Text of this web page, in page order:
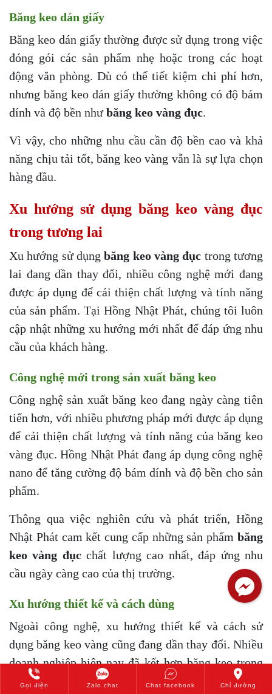
Băng keo dán giấy
Băng keo dán giấy thường được sử dụng trong việc
đóng gói các sản phẩm nhẹ hoặc trong các hoạt
động văn phòng. Dù có thể tiết kiệm chi phí hơn,
nhưng băng keo dán giấy thường không có độ bám
dính và độ bền nhưbăng keo vàng đục.
Vì vậy, cho những nhu cầu cần độ bền cao và khả
năng chịu tải tốt, băng keo vàng vẫn là sự lựa chọn
hàng đầu.
Xu hướng sử dụng băng keo vàng đục
trong tương lai
Xu hướng sử dụngbăng keo vàng đục trong tương
lai đang dần thay đổi, nhiều công nghệ mới đang
được áp dụng để cải thiện chất lượng và tính năng
của sản phẩm. Tại Hồng Nhật Phát, chúng tôi luôn
cập nhật những xu hướng mới nhất để đáp ứng nhu
cầu của khách hàng.
Công nghệ mới trong sản xuất băng keo
Công nghệ sản xuất băng keo đang ngày càng tiên
tiến hơn, với nhiều phương pháp mới được áp dụng
để cải thiện chất lượng và tính năng của băng keo
vàng đục. Hồng Nhật Phát đang áp dụng công nghệ
nano để tăng cường độ bám dính và độ bền cho sản
phẩm.
Thông qua việc nghiên cứu và phát triển, Hồng
Nhật Phát cam kết cung cấp những sản phẩm băng
keo vàng đụcchất lượng cao nhất, đáp ứng nhu
cầu ngày càng cao của thị trường.
Xu hướng thiết kế và cách dùng
Ngoài công nghệ, xu hướng thiết kế và cách sử
dụng băng keo vàng cũng đang dần thay đổi. Nhiều
doanh nghiệp hiện nay đã kết hợp băng keo trong
chiến dịch quảng cáo của mình, bằng cách in logo
Gọi điện Zalo chat Chat facebook Chỉ đường